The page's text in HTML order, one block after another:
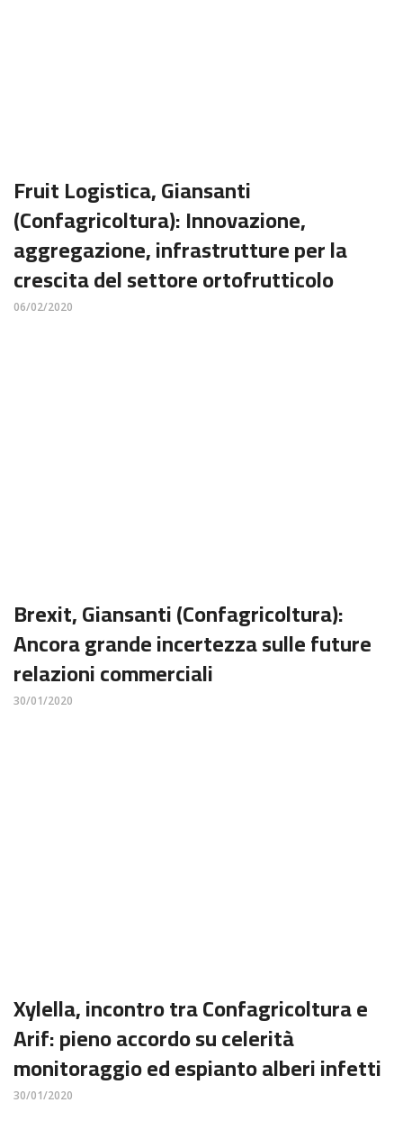
Fruit Logistica, Giansanti
(Confagricoltura): Innovazione,
aggregazione, infrastrutture per la
crescita del settore ortofrutticolo
06/02/2020
Brexit, Giansanti (Confagricoltura):
Ancora grande incertezza sulle future
relazioni commerciali
30/01/2020
Xylella, incontro tra Confagricoltura e
Arif: pieno accordo su celerità
monitoraggio ed espianto alberi infetti
30/01/2020